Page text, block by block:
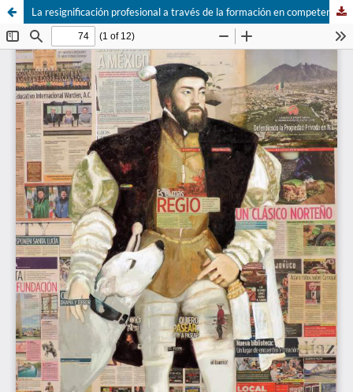
La resignificación profesional a través de la formación en competencias digitales.